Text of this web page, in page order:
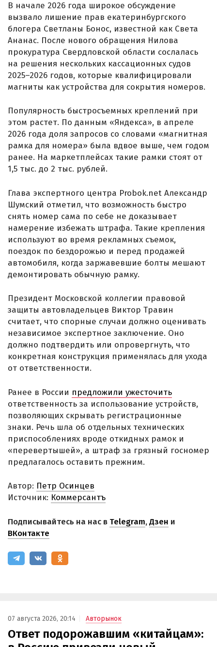
В начале 2026 года широкое обсуждение
вызвало лишение прав екатеринбургского
блогера Светланы Бонос, известной как Света
Ананас. После нового обращения Нилова
прокуратура Свердловской области сослалась
на решения нескольких кассационных судов
2025–2026 годов, которые квалифицировали
магниты как устройства для сокрытия номеров.
Популярность быстросъемных креплений при
этом растет. По данным «Яндекса», в апреле
2026 года доля запросов со словами «магнитная
рамка для номера» была вдвое выше, чем годом
ранее. На маркетплейсах такие рамки стоят от
1,5 тыс. до 2 тыс. рублей.
Глава экспертного центра Probok.net Александр
Шумский отметил, что возможность быстро
снять номер сама по себе не доказывает
намерение избежать штрафа. Такие крепления
используют во время рекламных съемок,
поездок по бездорожью и перед продажей
автомобиля, когда заржавевшие болты мешают
демонтировать обычную рамку.
Президент Московской коллегии правовой
защиты автовладельцев Виктор Травин
считает, что спорные случаи должно оценивать
независимое экспертное заключение. Оно
должно подтвердить или опровергнуть, что
конкретная конструкция применялась для ухода
от ответственности.
Ранее в России предложили ужесточить
ответственность за использование устройств,
позволяющих скрывать регистрационные
знаки. Речь шла об отдельных технических
приспособлениях вроде откидных рамок и
«перевертышей», а штраф за грязный госномер
предлагалось оставить прежним.
Автор: Петр Осинцев
Источник: Коммерсантъ
Подписывайтесь на нас в Telegram,Дзен и
ВКонтакте
07 августа 2026, 20:14 Авторынок
Ответ подорожавшим «китайцам»: